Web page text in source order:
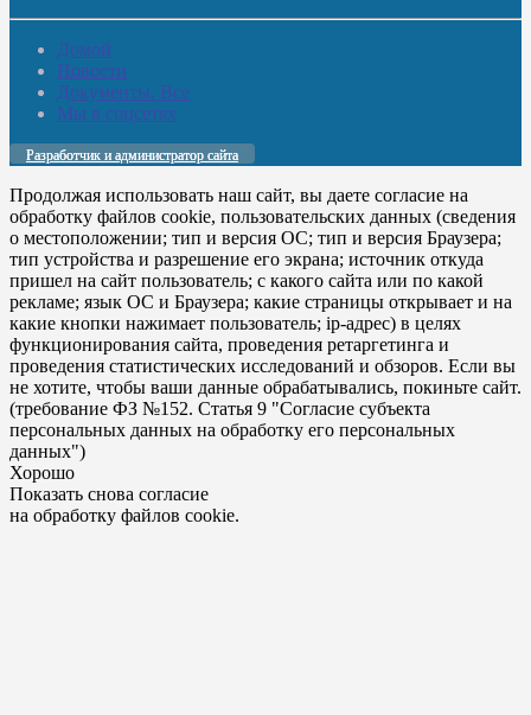
Домой
Новости
Документы. Все
Мы в соцсетях
Разработчик и администратор сайта
Продолжая использовать наш сайт, вы даете согласие на
обработку файлов cookie, пользовательских данных (сведения
о местоположении; тип и версия ОС; тип и версия Браузера;
тип устройства и разрешение его экрана; источник откуда
пришел на сайт пользователь; с какого сайта или по какой
рекламе; язык ОС и Браузера; какие страницы открывает и на
какие кнопки нажимает пользователь; ip-адрес) в целях
функционирования сайта, проведения ретаргетинга и
проведения статистических исследований и обзоров. Если вы
не хотите, чтобы ваши данные обрабатывались, покиньте сайт.
(требование ФЗ №152. Статья 9 "Согласие субъекта
персональных данных на обработку его персональных
данных")
Хорошо
Показать снова согласие
на обработку файлов cookie.